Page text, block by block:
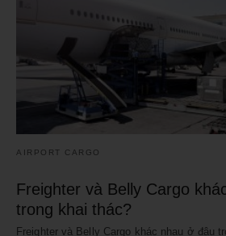
AIRPORT CARGO
Freighter và Belly Cargo
trong khai thác?
Freighter và Belly Cargo khác nhau ở đâu